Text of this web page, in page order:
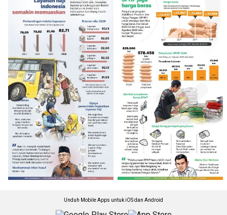
Unduh Mobile Apps untuk iOS dan Android